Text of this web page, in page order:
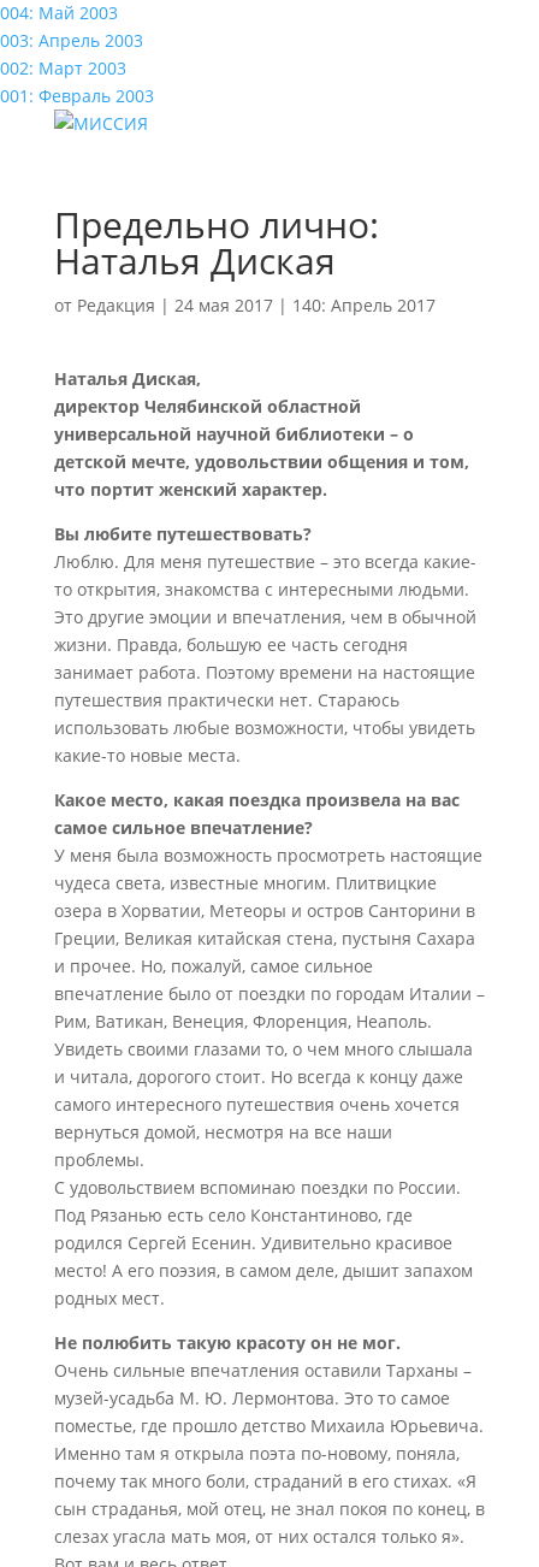
004: Май 2003
003: Апрель 2003
002: Март 2003
001: Февраль 2003
Предельно лично:
Наталья Диская
от Редакция | 24 мая 2017| 140: Апрель 2017
Наталья Диская,
директор Челябинской областной
универсальной научной библиотеки – о
детской мечте, удовольствии общения и том,
что портит женский характер.
Вы любите путешествовать?
Люблю. Для меня путешествие – это всегда какие-
то открытия, знакомства с интересными людьми.
Это другие эмоции и впечатления, чем в обычной
жизни. Правда, большую ее часть сегодня
занимает работа. Поэтому времени на настоящие
путешествия практически нет. Стараюсь
использовать любые возможности, чтобы увидеть
какие-то новые места.
Какое место, какая поездка произвела на вас
самое сильное впечатление?
У меня была возможность просмотреть настоящие
чудеса света, известные многим. Плитвицкие
озера в Хорватии, Метеоры и остров Санторини в
Греции, Великая китайская стена, пустыня Сахара
и прочее. Но, пожалуй, самое сильное
впечатление было от поездки по городам Италии –
Рим, Ватикан, Венеция, Флоренция, Неаполь.
Увидеть своими глазами то, о чем много слышала
и читала, дорогого стоит. Но всегда к концу даже
самого интересного путешествия очень хочется
вернуться домой, несмотря на все наши
проблемы.
С удовольствием вспоминаю поездки по России.
Под Рязанью есть село Константиново, где
родился Сергей Есенин. Удивительно красивое
место! А его поэзия, в самом деле, дышит запахом
родных мест.
Не полюбить такую красоту он не мог.
Очень сильные впечатления оставили Тарханы –
музей-усадьба М. Ю. Лермонтова. Это то самое
поместье, где прошло детство Михаила Юрьевича.
Именно там я открыла поэта по-новому, поняла,
почему так много боли, страданий в его стихах. «Я
сын страданья, мой отец, не знал покоя по конец, в
слезах угасла мать моя, от них остался только я».